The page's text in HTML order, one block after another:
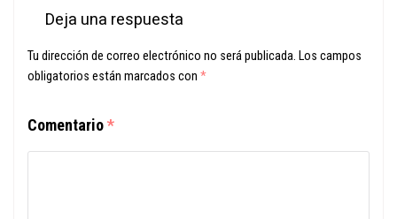
Deja una respuesta
Tu dirección de correo electrónico no será publicada. Los campos
obligatorios están marcados con *
Comentario*